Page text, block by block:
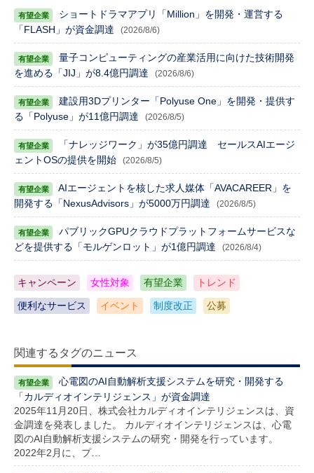
ショートドラマアプリ「Million」を開発・運営する
「FLASH」が資金調達
(2026/8/6)
量子コンピューティングの産業活用に向けた技術開発
を進める「JIJ」が8.4億円調達
(2026/8/6)
建設用3Dプリンター「Polyuse One」を開発・提供す
る「Polyuse」が11億円調達
(2026/8/5)
「ナレッジワーク」が35億円調達 セールスAIエージ
ェントOSの提供を開始
(2026/8/5)
AIエージェントを核した求人媒体「AVACAREER」を
開発する「NexusAdvisors」が5000万円調達
(2026/8/5)
パブリックGPUクラウドプラットフォームサービスな
どを提供する「モルゲンロット」が1億円調達
(2026/8/4)
キャンペーン 女性対象 有望企業 トレンド
便利なサービス イベント 制度改正 公募
関連するタグのニュース
心電図のAI自動解析支援システムを研究・開発する
「カルディオインテリジェンス」が資金調達
2025年11月20日、株式会社カルディオインテリジェンスは、資
金調達を発表しました。 カルディオインテリジェンスは、心電
図のAI自動解析支援システムの研究・開発を行っています。
2022年2月に、プ…